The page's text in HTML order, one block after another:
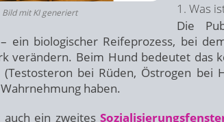
Bild mit KI generiert
1. Was
Die
– ein biologischer Reifeprozess, bei
verändern. Beim Hund bedeutet das
bei Rüden, Östrogen bei
haben.
auch ein zweites